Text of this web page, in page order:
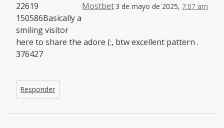
Mostbet 3 de mayo de 2025, 7:07 am
22619
150586Basically a
smiling visitor
here to share the adore (:, btw excellent pattern .
376427
Responder